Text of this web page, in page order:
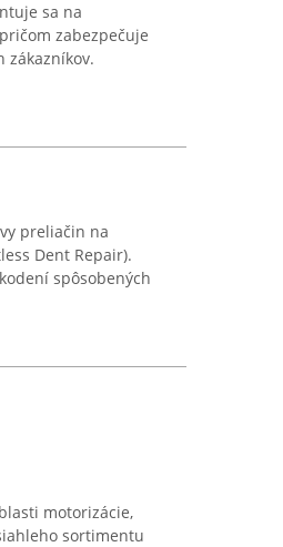
sa na
zabezpečuje
zákazníkov.
preliačin na
Dent Repair).
spôsobených
motorizácie,
sortimentu